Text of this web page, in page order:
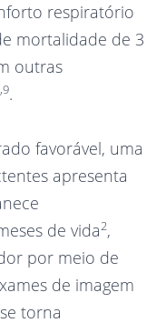
respiratório
mortalidade de 3
outras
.
favorável, uma
apresenta
de vida2,
por meio de
de imagem
torna